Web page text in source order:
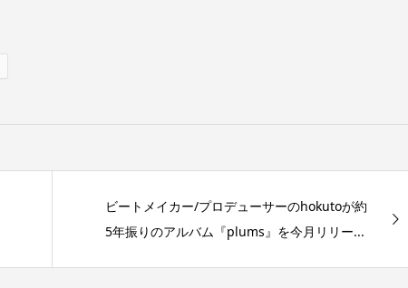
ビートメイカー/プロデューサーのhokutoが約
5年振りのアルバム『plums』を今月リリー...